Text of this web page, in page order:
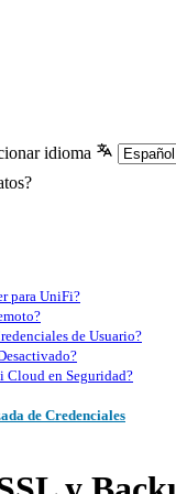
idioma
para UniFi?
de Usuario?
Cloud en Seguridad?
de Credenciales